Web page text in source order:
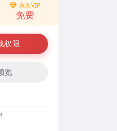
永久VIP
免费
权限
览